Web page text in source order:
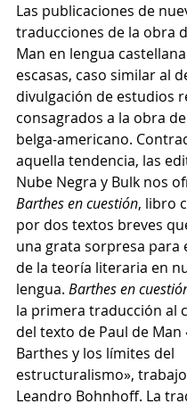
Las publicaciones de
traducciones de la obra
Man en lengua
escasas, caso similar al
divulgación de estudios
consagrados a la obra
belga-americano.
aquella tendencia, las
Nube Negra y Bulk nos
Barthes en cuestión, libro
por dos textos breves
una grata sorpresa para
de la teoría literaria en
lengua. Barthes en
la primera traducción al
del texto de Paul de Man
Barthes y los límites del
estructuralismo»,
Leandro Bohnhoff. La